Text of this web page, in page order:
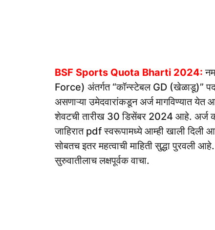
BSF Sports Quota Bharti 2024:
Force) अंतर्गत “कॉन्स्टेबल GD (खेळाडू)”
असणाऱ्या उमेदवारांकडून अर्ज मागविण्यात
शेवटची तारीख 30 डिसेंबर 2024 आहे. अर्ज
जाहिरात pdf स्वरूपामध्ये आम्ही खाली
सोबतच इतर महत्वाची माहिती सुद्धा पुरवली
सुरुवातीलाच लक्षपूर्वक वाचा.